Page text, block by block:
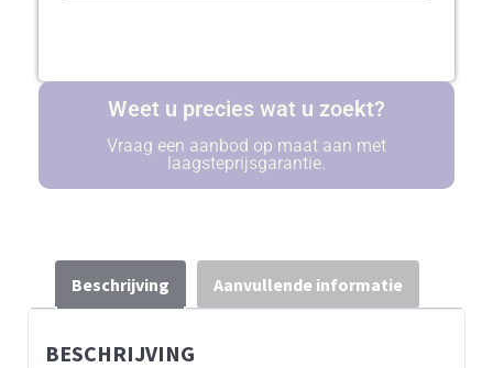
Weet u precies wat u zoekt?
Vraag een aanbod op maat aan met
laagsteprijsgarantie.
Beschrijving Aanvullende informatie
BESCHRIJVING